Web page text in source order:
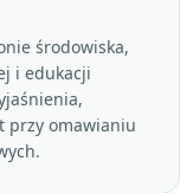
środowiska,
i edukacji
przy omawianiu